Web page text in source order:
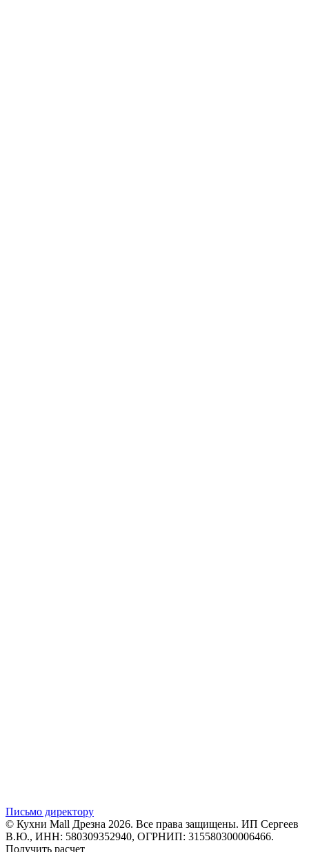
Письмо директору
© Кухни Mall Дрезна 2026. Все права защищены. ИП Сергеев
В.Ю., ИНН: 580309352940, ОГРНИП: 315580300006466.
Получить расчет